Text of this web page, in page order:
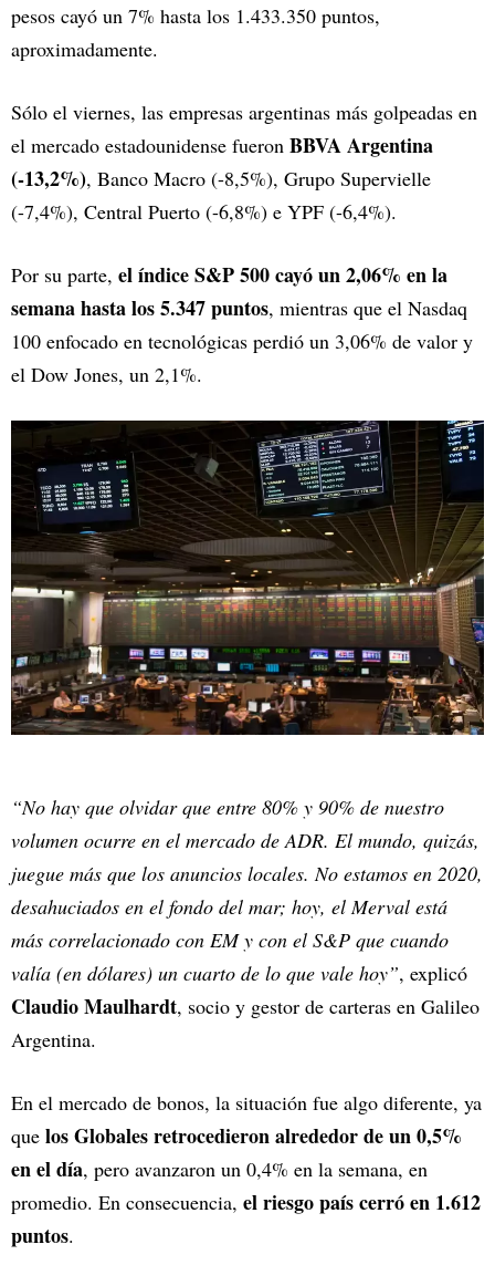
pesos cayó un 7% hasta los 1.433.350 puntos,
aproximadamente.
Sólo el viernes, las empresas argentinas más golpeadas en
el mercado estadounidense fueron BBVA Argentina
(-13,2%), Banco Macro (-8,5%), Grupo Supervielle
(-7,4%), Central Puerto (-6,8%) e YPF (-6,4%).
Por su parte, el índice S&P 500 cayó un 2,06% en la
semana hasta los 5.347 puntos, mientras que el Nasdaq
100 enfocado en tecnológicas perdió un 3,06% de valor y
el Dow Jones, un 2,1%.
“No hay que olvidar que entre 80% y 90% de nuestro
volumen ocurre en el mercado de ADR. El mundo, quizás,
juegue más que los anuncios locales. No estamos en 2020,
desahuciados en el fondo del mar; hoy, el Merval está
más correlacionado con EM y con el S&P que cuando
valía (en dólares) un cuarto de lo que vale hoy”, explicó
Claudio Maulhardt, socio y gestor de carteras en Galileo
Argentina.
En el mercado de bonos, la situación fue algo diferente, ya
que los Globales retrocedieron alrededor de un 0,5%
en el día, pero avanzaron un 0,4% en la semana, en
promedio. En consecuencia, el riesgo país cerró en 1.612
puntos.